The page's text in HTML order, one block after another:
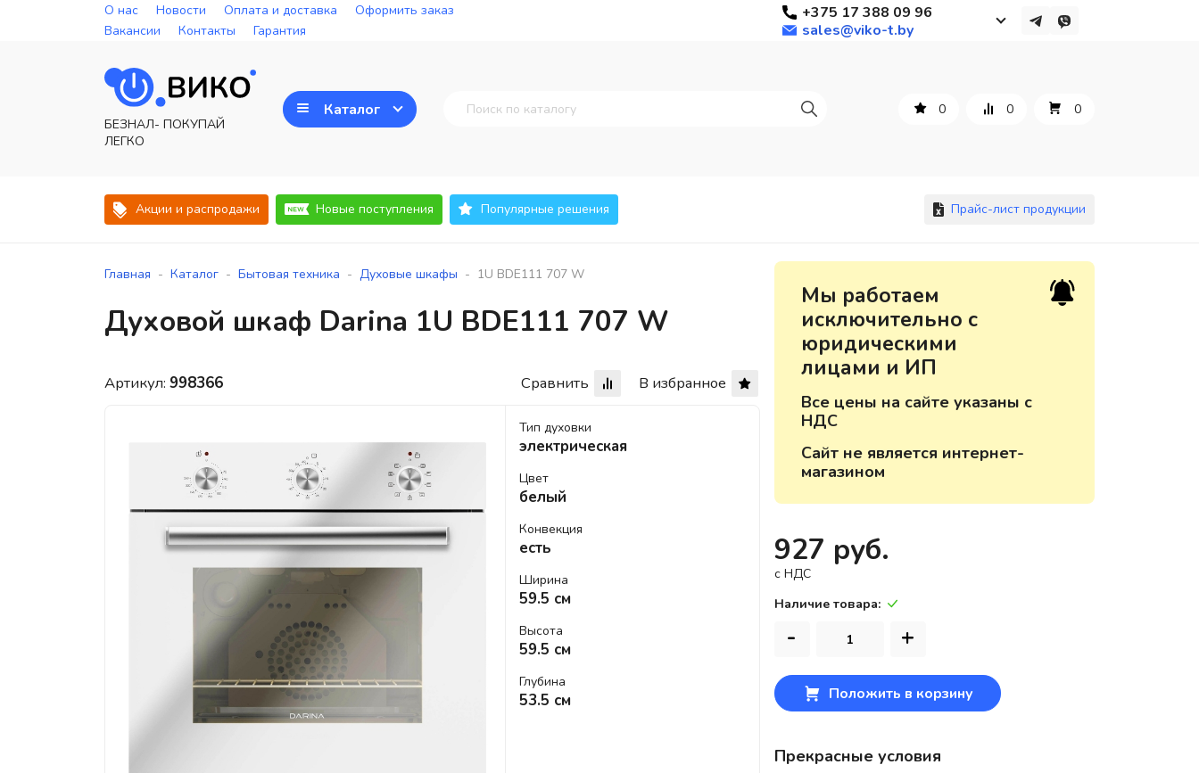
О нас Новости Оплата и доставка
Оформить заказ
Вакансии
Контакты Гарантия
+375 17 388 09 96
sales@viko-t.by
+375 17 388 09 96
По всем вопросам
sales@viko-t.by
Оплата и доставка
Контакты
17, пом. 38, оф. №1
БЕЗНАЛ- ПОКУПАЙ
ЛЕГКО
Каталог 0 0 0
Акции и распродажи Новые поступления Популярные решения Прайс-лист продукции
Главная - Каталог - Бытовая техника - Духовые шкафы - 1U BDE111 707 W
Духовой шкаф Darina 1U BDE111 707 W
Артикул: 998366 Сравнить В избранное
Тип духовки
электрическая
Цвет
белый
Конвекция
есть
Ширина
59.5 см
Высота
59.5 см
Глубина
53.5 см
Мы работаем
исключительно с
юридическими
лицами и ИП
Все цены на сайте указаны с
НДС
Сайт не является интернет-
магазином
927 руб.
c НДС
Наличие товара:
- +
Положить в корзину
Прекрасные условия